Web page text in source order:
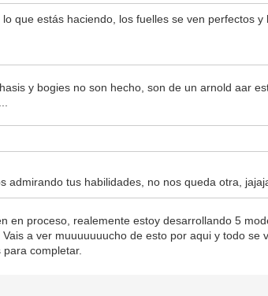
que estás haciendo, los fuelles se ven perfectos
y bogies no son hecho, son de un arnold aar
admirando tus habilidades, no nos queda otra,
en proceso, realemente estoy desarrollando 5
a ver muuuuuuucho de esto por aqui y todo
completar.